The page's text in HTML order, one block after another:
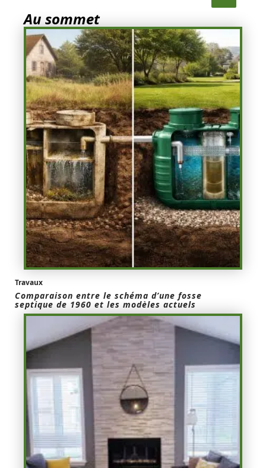
Au sommet
Travaux
Comparaison entre le schéma d’une fosse
septique de 1960 et les modèles actuels